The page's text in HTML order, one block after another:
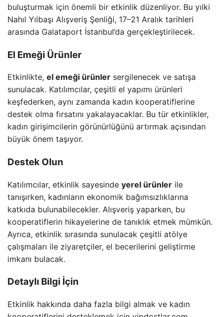
buluşturmak için önemli bir etkinlik düzenliyor. Bu yılki
Nahıl Yılbaşı Alışveriş Şenliği, 17–21 Aralık tarihleri
arasında Galataport İstanbul’da gerçekleştirilecek.
El Emeği Ürünler
Etkinlikte, el emeği ürünler sergilenecek ve satışa
sunulacak. Katılımcılar, çeşitli el yapımı ürünleri
keşfederken, aynı zamanda kadın kooperatiflerine
destek olma fırsatını yakalayacaklar. Bu tür etkinlikler,
kadın girişimcilerin görünürlüğünü artırmak açısından
büyük önem taşıyor.
Destek Olun
Katılımcılar, etkinlik sayesinde yerel ürünler ile
tanışırken, kadınların ekonomik bağımsızlıklarına
katkıda bulunabilecekler. Alışveriş yaparken, bu
kooperatiflerin hikayelerine de tanıklık etmek mümkün.
Ayrıca, etkinlik sırasında sunulacak çeşitli atölye
çalışmaları ile ziyaretçiler, el becerilerini geliştirme
imkanı bulacak.
Detaylı Bilgi İçin
Etkinlik hakkında daha fazla bilgi almak ve kadın